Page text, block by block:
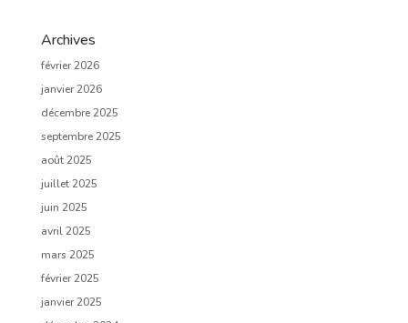
Archives
février 2026
janvier 2026
décembre 2025
septembre 2025
août 2025
juillet 2025
juin 2025
avril 2025
mars 2025
février 2025
janvier 2025